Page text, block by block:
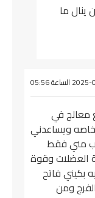
ينال ما
05:56
معالج في
خاصه ويساعدني
مني فقط
العضلات وقوة
بكيني فاتح
ومن